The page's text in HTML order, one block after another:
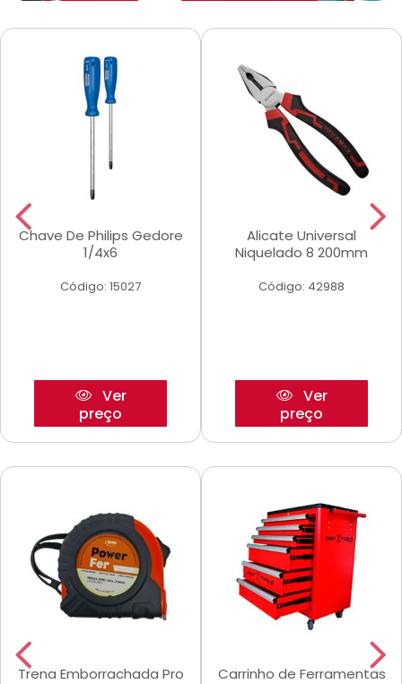
Chave De Philips Gedore
1/4x6
Código: 15027
Ver
preço
Alicate Universal
Niquelado 8 200mm
Código: 42988
Ver
preço
Trena Emborrachada Pro
Carrinho de Ferramentas